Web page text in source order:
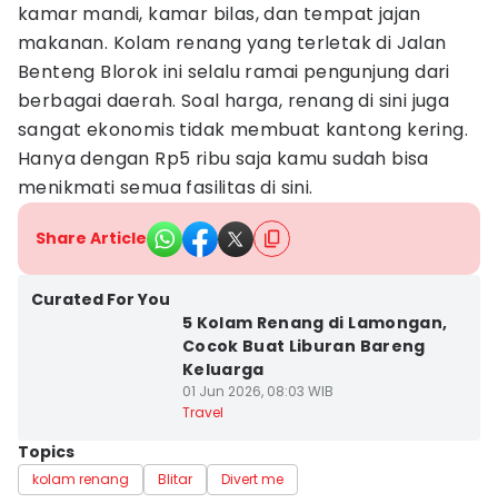
kamar mandi, kamar bilas, dan tempat jajan
makanan. Kolam renang yang terletak di Jalan
Benteng Blorok ini selalu ramai pengunjung dari
berbagai daerah. Soal harga, renang di sini juga
sangat ekonomis tidak membuat kantong kering.
Hanya dengan Rp5 ribu saja kamu sudah bisa
menikmati semua fasilitas di sini.
Share Article
Curated For You
5 Kolam Renang di Lamongan,
Cocok Buat Liburan Bareng
Keluarga
01 Jun 2026, 08:03 WIB
Travel
Topics
kolam renang Blitar Divert me